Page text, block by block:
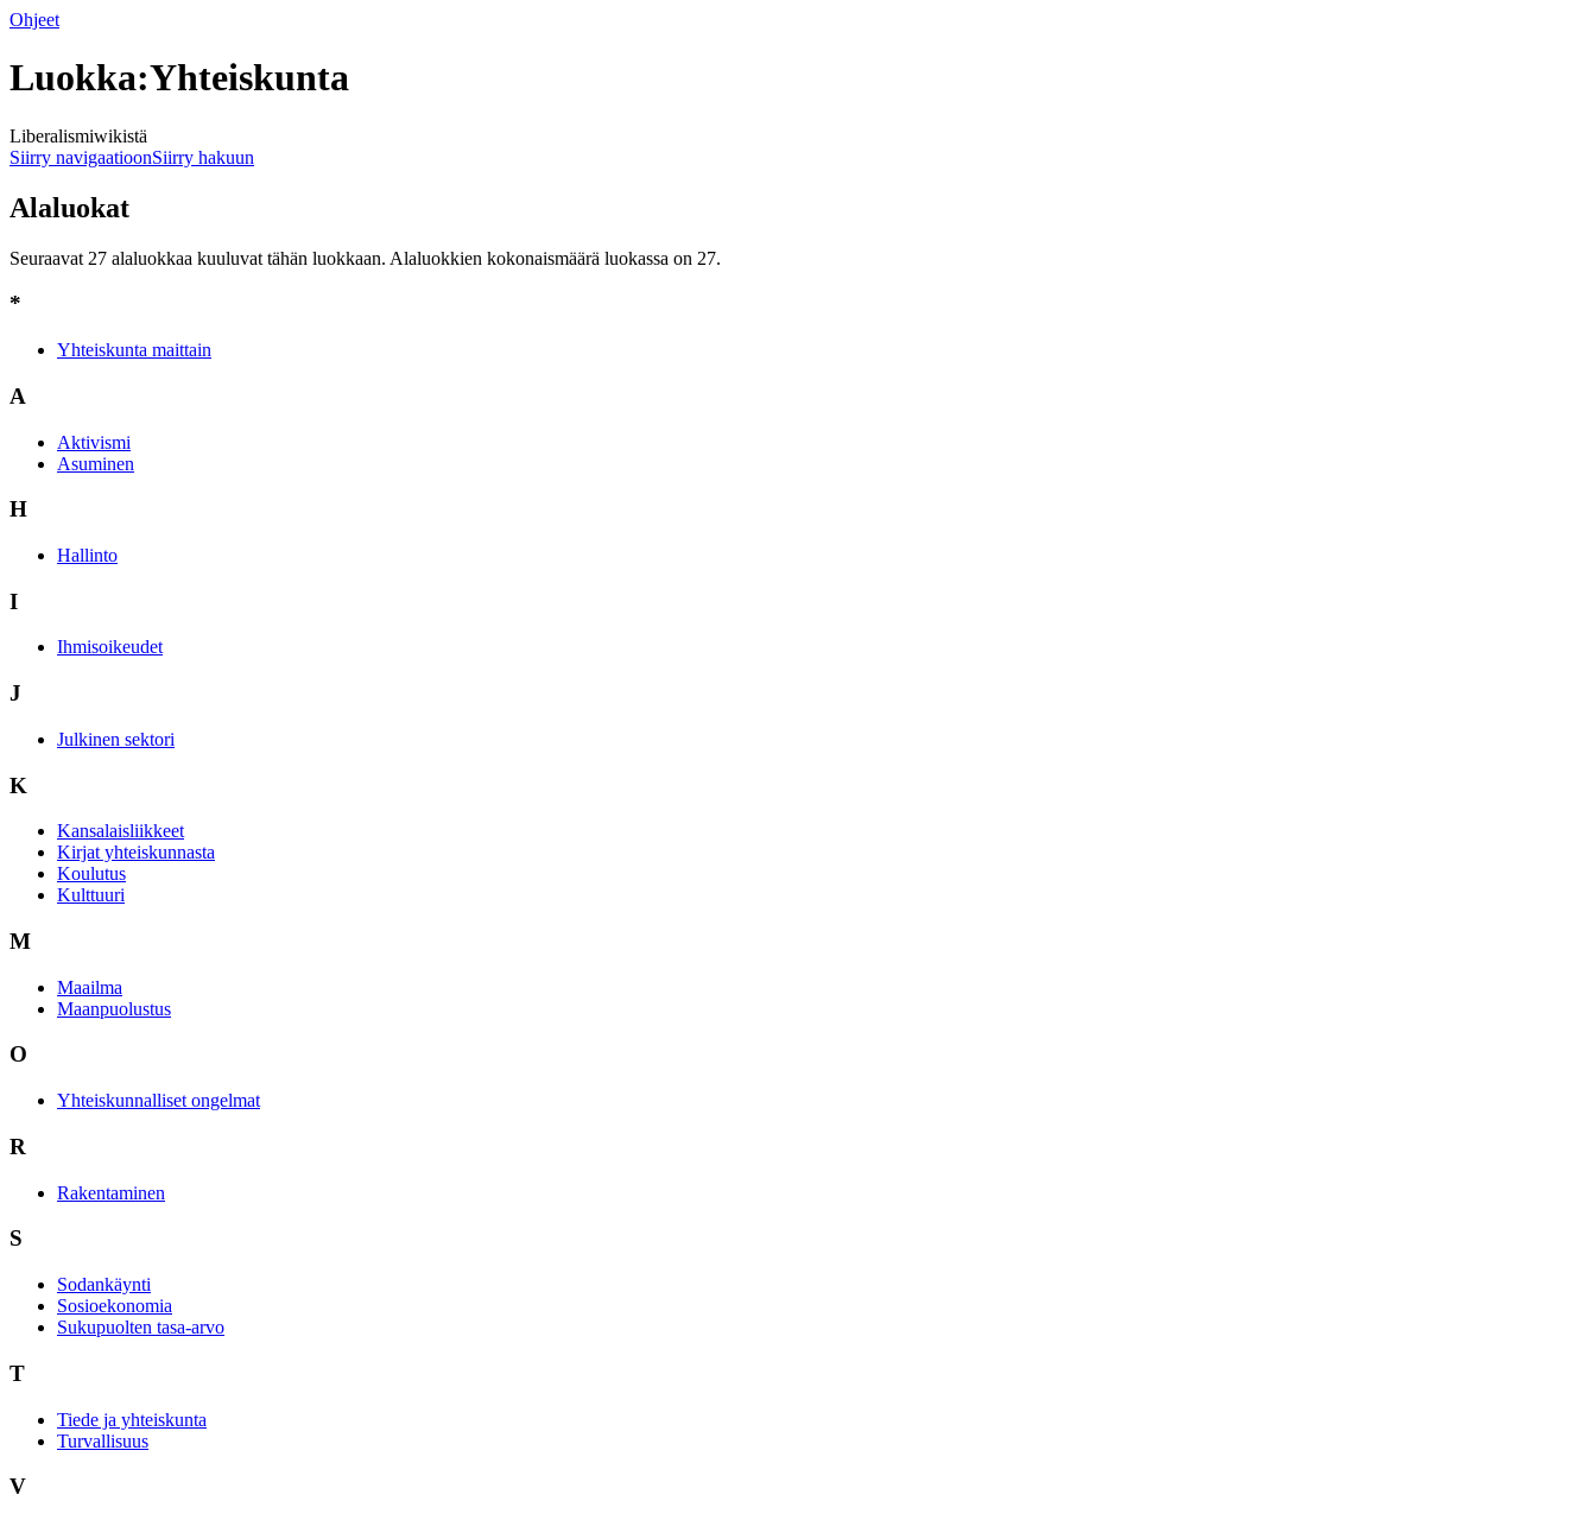
Ohjeet
Luokka:Yhteiskunta
Liberalismiwikistä
Siirry navigaatioonSiirry hakuun
Alaluokat
Seuraavat 27 alaluokkaa kuuluvat tähän luokkaan. Alaluokkien kokonaismäärä luokassa on 27.
*
Yhteiskunta maittain
A
Aktivismi
Asuminen
H
Hallinto
I
Ihmisoikeudet
J
Julkinen sektori
K
Kansalaisliikkeet
Kirjat yhteiskunnasta
Koulutus
Kulttuuri
M
Maailma
Maanpuolustus
O
Yhteiskunnalliset ongelmat
R
Rakentaminen
S
Sodankäynti
Sosioekonomia
Sukupuolten tasa-arvo
T
Tiede ja yhteiskunta
Turvallisuus
V